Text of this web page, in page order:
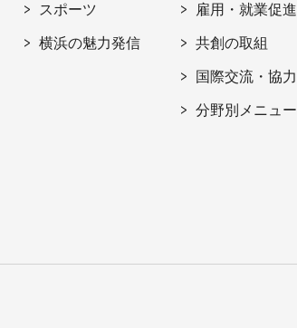
スポーツ
横浜の魅力発信
雇用・就業促進
共創の取組
国際交流・協力
分野別メニュー